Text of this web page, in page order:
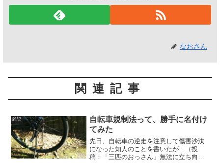
なおさん
関連記事
雑記
自転車規制法って、勝手に名付け
てみた
先日、自転車の逆走を注意して傷害沙汰
になった知人のことを書いたが…（投
稿：「三匹のおっさん」無法に立ち向か